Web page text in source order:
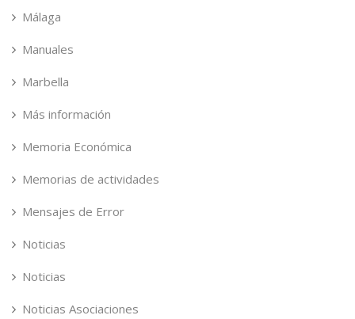
Málaga
Manuales
Marbella
Más información
Memoria Económica
Memorias de actividades
Mensajes de Error
Noticias
Noticias
Noticias Asociaciones